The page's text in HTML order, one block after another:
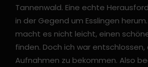
Tannenwald. Eine echte
in der Gegend um Esslingen
macht es nicht leicht, einen
finden. Doch ich war
Aufnahmen zu bekommen. Also